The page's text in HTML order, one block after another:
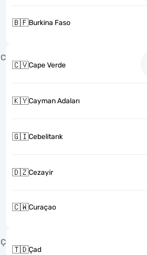
🇧🇫Burkina Faso
C
🇨🇻Cape Verde
🇰🇾Cayman Adaları
🇬🇮Cebelitarık
🇩🇿Cezayir
🇨🇼Curaçao
Ç
🇹🇩Çad